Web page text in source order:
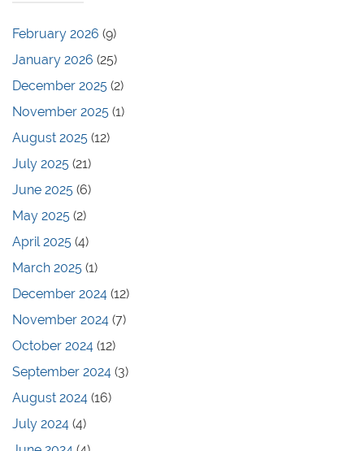
February 2026 (9)
January 2026 (25)
December 2025 (2)
November 2025 (1)
August 2025 (12)
July 2025 (21)
June 2025 (6)
May 2025 (2)
April 2025 (4)
March 2025 (1)
December 2024 (12)
November 2024 (7)
October 2024 (12)
September 2024 (3)
August 2024 (16)
July 2024 (4)